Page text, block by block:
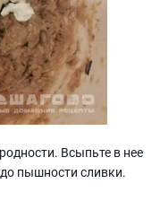
Всыпьте в нее
пышности сливки.